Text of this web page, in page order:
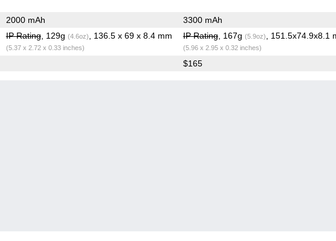
2000 mAh 3300 mAh
IP Rating, 129g (4.6oz) , 136.5 x 69 x 8.4 mm
(5.37 x 2.72 x 0.33 inches)
IP Rating, 167g (5.9oz) , 151.5x74.9x8.1
(5.96 x 2.95 x 0.32 inches)
$165